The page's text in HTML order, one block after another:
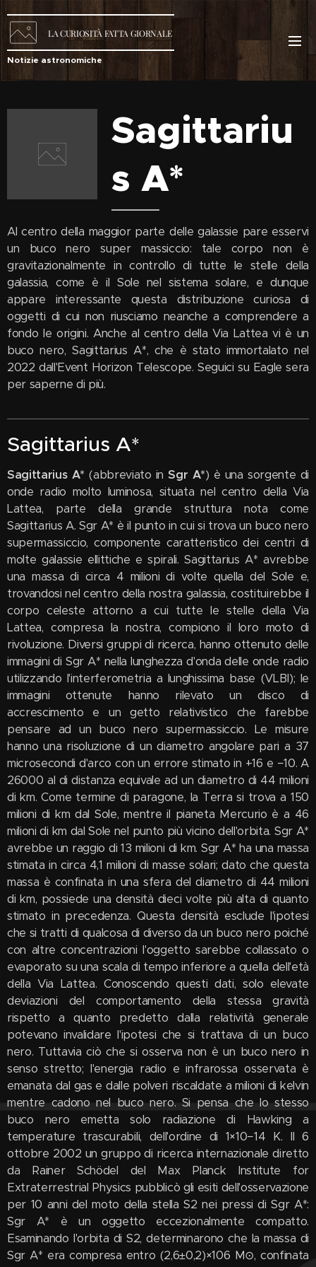
LACURIOSITÀ FATTA GIORNALE
Notizie astronomiche
Sagittariu
s A*
Al centro della maggior parte delle galassie pare esservi
un buco nero super massiccio: tale corpo non è
gravitazionalmente in controllo di tutte le stelle della
galassia, come è il Sole nel sistema solare, e dunque
appare interessante questa distribuzione curiosa di
oggetti di cui non riusciamo neanche a comprendere a
fondo le origini. Anche al centro della Via Lattea vi è un
buco nero, Sagittarius A*, che è stato immortalato nel
2022 dall'Event Horizon Telescope. Seguici su Eagle sera
per saperne di più.
Sagittarius A*
Sagittarius A* (abbreviato inSgr A*) è una sorgente di
onde radio molto luminosa, situata nel centro della Via
Lattea, parte della grande struttura nota come
Sagittarius A. Sgr A* è il punto in cui si trova un buco nero
supermassiccio, componente caratteristico dei centri di
molte galassie ellittiche e spirali. Sagittarius A* avrebbe
una massa di circa 4 milioni di volte quella del Sole e,
trovandosi nel centro della nostra galassia, costituirebbe il
corpo celeste attorno a cui tutte le stelle della Via
Lattea, compresa la nostra, compiono il loro moto di
rivoluzione. Diversi gruppi di ricerca, hanno ottenuto delle
immagini di Sgr A* nella lunghezza d'onda delle onde radio
utilizzando l'interferometria a lunghissima base (VLBI); le
immagini ottenute hanno rilevato un disco di
accrescimento e un getto relativistico che farebbe
pensare ad un buco nero supermassiccio. Le misure
hanno una risoluzione di un diametro angolare pari a 37
microsecondi d'arco con un errore stimato in +16 e −10. A
26000 al di distanza equivale ad un diametro di 44 milioni
di km. Come termine di paragone, la Terra si trova a 150
milioni di km dal Sole, mentre il pianeta Mercurio è a 46
milioni di km dal Sole nel punto più vicino dell'orbita. Sgr A*
avrebbe un raggio di 13 milioni di km. Sgr A* ha una massa
stimata in circa 4,1 milioni di masse solari; dato che questa
massa è confinata in una sfera del diametro di 44 milioni
di km, possiede una densità dieci volte più alta di quanto
stimato in precedenza. Questa densità esclude l'ipotesi
che si tratti di qualcosa di diverso da un buco nero poiché
con altre concentrazioni l'oggetto sarebbe collassato o
evaporato su una scala di tempo inferiore a quella dell'età
della Via Lattea. Conoscendo questi dati, solo elevate
deviazioni del comportamento della stessa gravità
rispetto a quanto predetto dalla relatività generale
potevano invalidare l'ipotesi che si trattava di un buco
nero. Tuttavia ciò che si osserva non è un buco nero in
senso stretto; l'energia radio e infrarossa osservata è
emanata dal gas e dalle polveri riscaldate a milioni di kelvin
mentre cadono nel buco nero. Si pensa che lo stesso
buco nero emetta solo radiazione di Hawking a
temperature trascurabili, dell'ordine di 1×10−14 K. Il 6
ottobre 2002 un gruppo di ricerca internazionale diretto
da Rainer Schödel del Max Planck Institute for
Extraterrestrial Physics pubblicò gli esiti dell'osservazione
per 10 anni del moto della stella S2 nei pressi di Sgr A*:
Sgr A* è un oggetto eccezionalmente compatto.
Esaminando l'orbita di S2, determinarono che la massa di
Sgr A* era compresa entro (2,6±0,2)×106 M⊙, confinata